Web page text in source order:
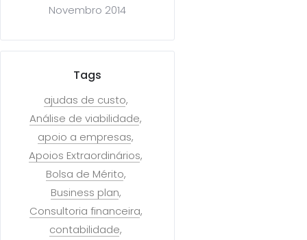
Novembro 2014
Tags
ajudas de custo
Análise de viabilidade
apoio a empresas
Apoios Extraordinários
Bolsa de Mérito
Business plan
Consultoria financeira
contabilidade